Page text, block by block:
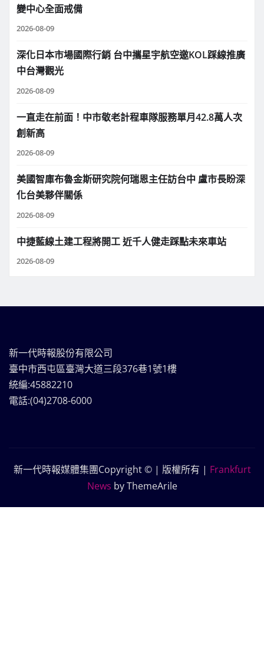
變中心全面戒備
2026-08-09
深化日本市場國際行銷 台中攜星宇航空邀KOL踩線推廣
中台灣觀光
2026-08-09
一直走在前面！中市敬老計程車隊服務單月42.8萬人次
創新高
2026-08-09
美國智庫布魯金斯研究院何瑞恩主任訪台中 盧市長盼深
化台美夥伴關係
2026-08-09
中捷藍線土建工程將開工 近千人健走踩點未來車站
2026-08-09
新一代時報股份有限公司
臺中市西屯區臺灣大道三段376巷1號1樓
統編:45882210
電話:(04)2708-6000
新一代時報媒體集團Copyright © | 版權所有 | Frankfurt
News by ThemeArile